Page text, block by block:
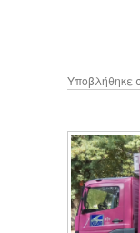
Υποβλήθηκε